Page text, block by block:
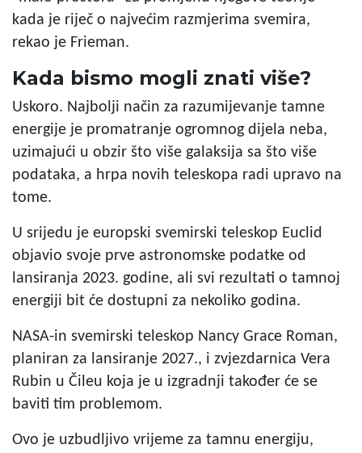
kada je riječ o najvećim razmjerima svemira,
rekao je Frieman.
Kada bismo mogli znati više?
Uskoro. Najbolji način za razumijevanje tamne
energije je promatranje ogromnog dijela neba,
uzimajući u obzir što više galaksija sa što više
podataka, a hrpa novih teleskopa radi upravo na
tome.
U srijedu je europski svemirski teleskop Euclid
objavio svoje prve astronomske podatke od
lansiranja 2023. godine, ali svi rezultati o tamnoj
energiji bit će dostupni za nekoliko godina.
NASA-in svemirski teleskop Nancy Grace Roman,
planiran za lansiranje 2027., i zvjezdarnica Vera
Rubin u Čileu koja je u izgradnji također će se
baviti tim problemom.
Ovo je uzbudljivo vrijeme za tamnu energiju,